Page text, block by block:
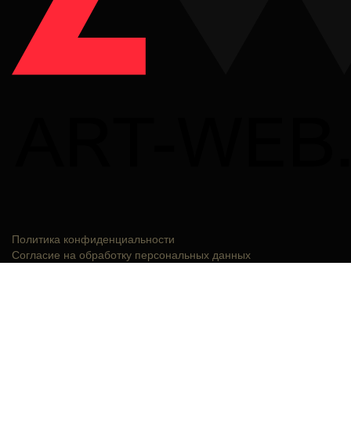
Политика конфиденциальности
Согласие на обработку персональных данных